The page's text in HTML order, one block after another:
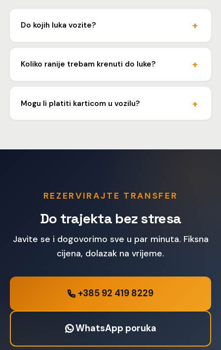
Do kojih luka vozite?
Vozimo do svih trajektnih luka u Hrvatskoj: Split, Rijeka,
Zadar, Dubrovnik, Šibenik i drugih.
Koliko ranije trebam krenuti do luke?
Prilagođavamo polazak prema rasporedu vašeg
trajekta. Planiramo dolazak barem sat vremena prije
ukrcaja.
Mogu li platiti karticom u vozilu?
REZERVIRAJTE TRANSFER
Do trajekta bez stresa
Javite se i dogovorimo sve u par minuta. Fiksna
cijena, dolazak na vrijeme.
+385 92 419 8229
WhatsApp poruka